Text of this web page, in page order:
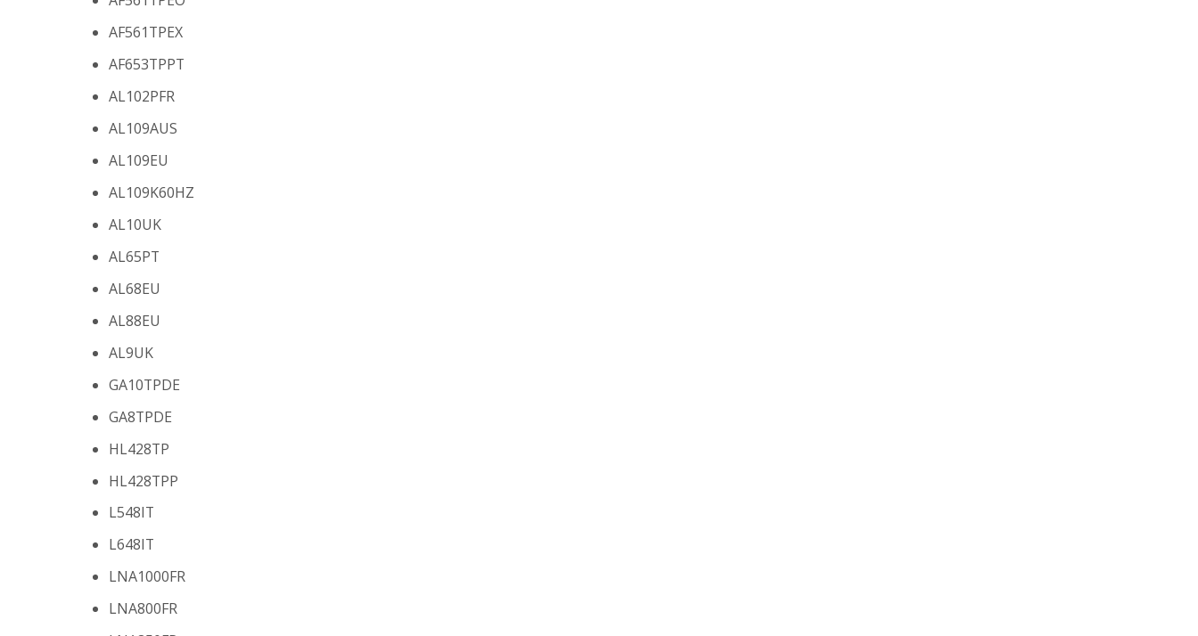
AF561TPEX
AF653TPPT
AL102PFR
AL109AUS
AL109EU
AL109K60HZ
AL10UK
AL65PT
AL68EU
AL88EU
AL9UK
GA10TPDE
GA8TPDE
HL428TP
HL428TPP
L548IT
L648IT
LNA1000FR
LNA800FR